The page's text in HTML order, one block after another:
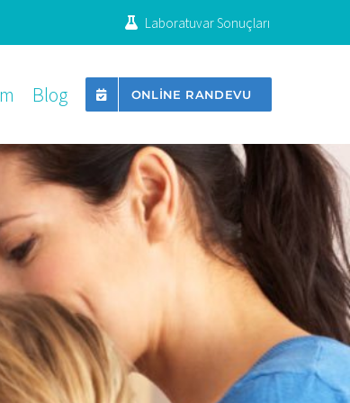
Laboratuvar Sonuçları
Blog ONLINE RANDEVU